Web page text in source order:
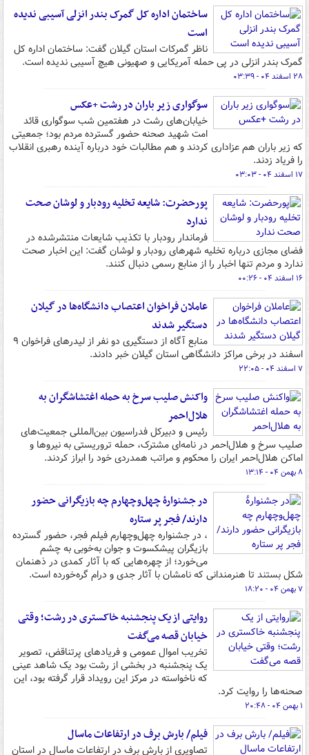
ساختمان اداره کل گمرک بندر انزلی آسیبی ندیده
است
ناظر گمرکات استان گیلان گفت: ساختمان اداره کل
گمرک بندر انزلی در پی حمله آمریکایی و صهیونی هیچ آسیبی ندیده است.
۲۸ اسفند ۰۴ - ۰۳:۳۹
سوگواری زیر باران در رشت‌ +عکس
خیابان‌های رشت در هفتمین شب سوگواری قائد
امت شهید صحنه حضور گسترده مردم بود؛ جمعیتی
که زیر باران هم عزاداری کردند و هم مطالبات خود درباره آینده رهبری انقلاب
را فریاد زدند.
۱۷ اسفند ۰۴ - ۰۳:۰۳
پورحضرت: شایعه تخلیه رودبار و لوشان صحت
ندارد
فرماندار رودبار با تکذیب شایعات منتشرشده در
فضای مجازی درباره تخلیه شهرهای رودبار و لوشان گفت: این اخبار صحت
ندارد و مردم تنها اخبار را از منابع رسمی دنبال کنند.
۱۶ اسفند ۰۴ - ۰۰:۲۶
عاملان فراخوان اعتصاب دانشگاه‌ها در گیلان
دستگیر شدند
منابع آگاه از دستگیری دو نفر از لیدرهای فراخوان ۹
اسفند در برخی مراکز دانشگاهی استان گیلان خبر دادند.
۷ اسفند ۰۴ - ۲۲:۰۵
واکنش صلیب سرخ به حمله اغتشاشگران به
هلال‌احمر
رئیس و دبیرکل فدراسیون بین‌المللی جمعیت‌های
صلیب سرخ و هلال‌احمر در نامه‌ای مشترک، حمله تروریستی به نیروها و
اماکن هلال‌احمر ایران را محکوم و مراتب همدردی خود را ابراز کردند.
۸ بهمن ۰۴ - ۱۳:۱۴
در جشنوارۀ چهل‌وچهارم چه بازیگرانی حضور
دارند/ فجر پر ستاره
، در جشنواره چهل‌وچهارم فیلم فجر، حضور گسترده
بازیگران پیشکسوت و جوان به‌خوبی به چشم
می‌خورد؛ از چهره‌هایی که با آثار کمدی در ذهنمان
شکل بستند تا هنرمندانی که نامشان با آثار جدی و درام گره‌خورده است.
۷ بهمن ۰۴ - ۱۸:۲۰
روایتی از یک پنجشنبه خاکستری در رشت؛ وقتی
خیابان قصه می‌گفت
تخریب اموال عمومی و فریادهای پرتناقض، تصویر
یک پنجشنبه در بخشی از رشت بود یک شاهد عینی
که ناخواسته در مرکز این رویداد قرار گرفته بود، این
صحنه‌ها را روایت کرد.
۱ بهمن ۰۴ - ۲۰:۴۸
فیلم/ بارش برف در ارتفاعات ماسال
تصاویری از بارش برف در ارتفاعات ماسال در استان